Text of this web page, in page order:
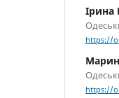
Ірина
https://
https://